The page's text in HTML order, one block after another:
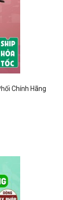
Chính Hãng